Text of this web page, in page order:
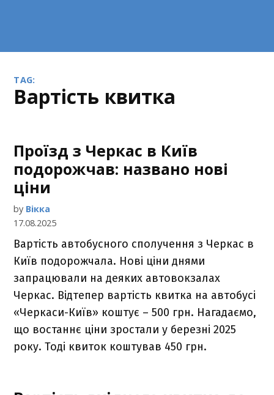
TAG:
вартість квитка
Проїзд з Черкас в Київ
подорожчав: названо нові
ціни
by Вікка
17.08.2025
Вартість автобусного сполучення з Черкас в
Київ подорожчала. Нові ціни днями
запрацювали на деяких автовокзалах
Черкас. Відтепер вартість квитка на автобусі
«Черкаси-Київ» коштує – 500 грн. Нагадаємо,
що востаннє ціни зростали у березні 2025
року. Тоді квиток коштував 450 грн.